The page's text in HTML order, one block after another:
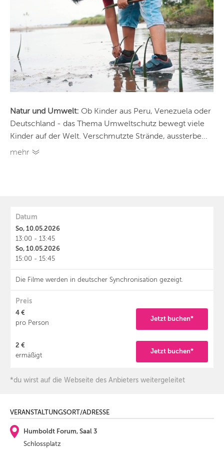
Natur und Umwelt: Ob Kinder aus Peru, Venezuela oder
Deutschland - das Thema Umweltschutz bewegt viele
Kinder auf der Welt. Verschmutzte Strände, aussterbe...
mehr
Datum
So, 10.05.2026
13:00 - 13:45
So, 10.05.2026
15:00 - 15:45
Die Filme werden in deutscher Synchronisation gezeigt.
Preis
4 €
pro Person
Jetzt buchen*
2 €
ermäßigt
Jetzt buchen*
*du wirst auf die Webseite des Anbieters weitergeleitet
VERANSTALTUNGSORT/ADRESSE
Humboldt Forum, Saal 3
Schlossplatz